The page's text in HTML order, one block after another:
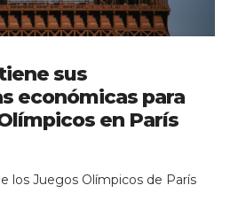
sus
económicas para
en París
los Juegos Olímpicos de París